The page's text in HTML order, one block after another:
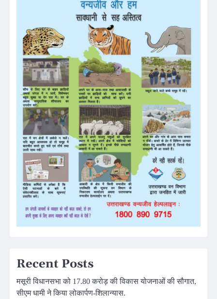
Recent Posts
मसूरी विधानसभा को 17.80 करोड़ की विकास योजनाओं की सौगात,
सीएम धामी ने किया लोकार्पण-शिलान्यास.